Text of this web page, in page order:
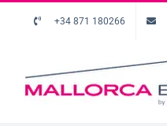
+34 871 180266